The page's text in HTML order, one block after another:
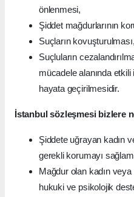
önlenmesi,
Şiddet mağdurlarının
Suçların kovuşturulması,
Suçluların
mücadele alanında
hayata geçirilmesidir.
İstanbul sözleşmesi bizlere
Şiddete uğrayan kadın
gerekli korumayı
Mağdur olan kadın
hukuki ve psikolojik